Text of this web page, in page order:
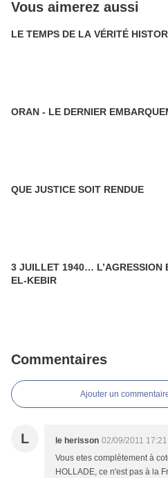
Vous aimerez aussi
LE TEMPS DE LA VÉRITÉ
ORAN - LE DERNIER
QUE JUSTICE SOIT RENDUE
3 JUILLET 1940… L’AGRESSION
EL-KEBIR
Commentaires
Ajouter un
L le herisson 02/09/2011 17:21
Vous etes complètement à
HOLLADE, ce n'est pas à la